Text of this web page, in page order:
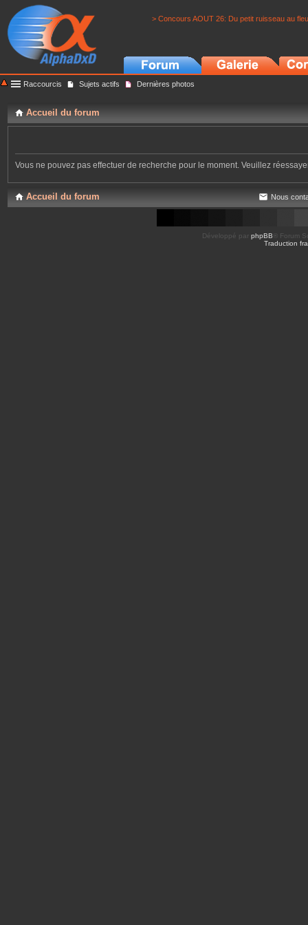
> Concours AOUT 26: Du petit ruisseau au
Raccourcis Sujets actifs Dernières photos
Accueil du forum
Vous ne pouvez pas effectuer de recherche pour le moment. Veuillez
Accueil du forum Nous
Développé par phpBB ® Forum
Traduction